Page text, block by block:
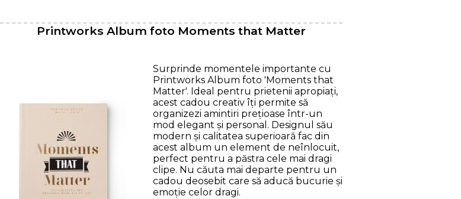
Printworks Album foto Moments that Matter
Surprinde momentele importante cu
Printworks Album foto 'Moments that
Matter'. Ideal pentru prietenii apropiați,
acest cadou creativ îți permite să
organizezi amintiri prețioase într-un
mod elegant și personal. Designul său
modern și calitatea superioară fac din
acest album un element de neînlocuit,
perfect pentru a păstra cele mai dragi
clipe. Nu căuta mai departe pentru un
cadou deosebit care să aducă bucurie și
emoție celor dragi.